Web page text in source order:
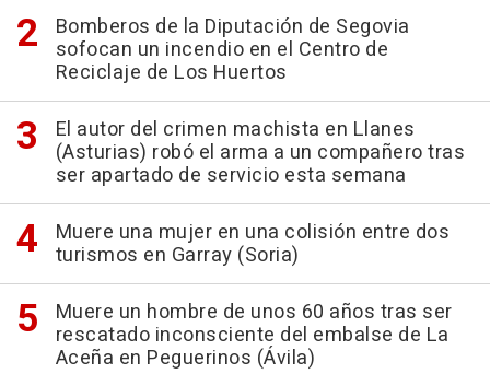
Bomberos de la Diputación de Segovia
sofocan un incendio en el Centro de
Reciclaje de Los Huertos
El autor del crimen machista en Llanes
(Asturias) robó el arma a un compañero tras
ser apartado de servicio esta semana
Muere una mujer en una colisión entre dos
turismos en Garray (Soria)
Muere un hombre de unos 60 años tras ser
rescatado inconsciente del embalse de La
Aceña en Peguerinos (Ávila)